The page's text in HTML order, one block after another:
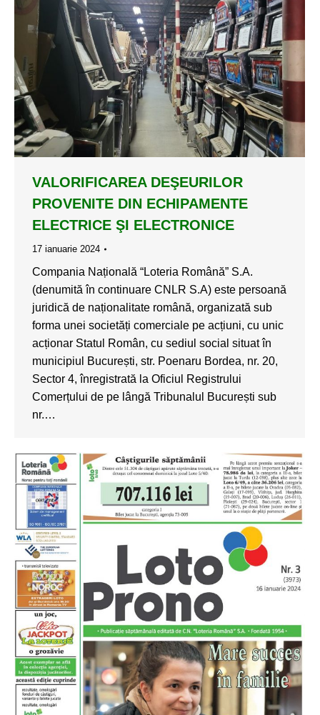
VALORIFICAREA DEŞEURILOR
PROVENITE DIN ECHIPAMENTE
ELECTRICE ŞI ELECTRONICE
17 ianuarie 2024
Compania Națională “Loteria Română” S.A.
(denumită în continuare CNLR S.A) este persoană
juridică de naționalitate română, organizată sub
forma unei societăți comerciale pe acțiuni, cu unic
acționar Statul Român, cu sediul social situat în
municipiul București, str. Poenaru Bordea, nr. 20,
Sector 4, înregistrată la Oficiul Registrului
Comerțului de pe lângă Tribunalul București sub
nr.…